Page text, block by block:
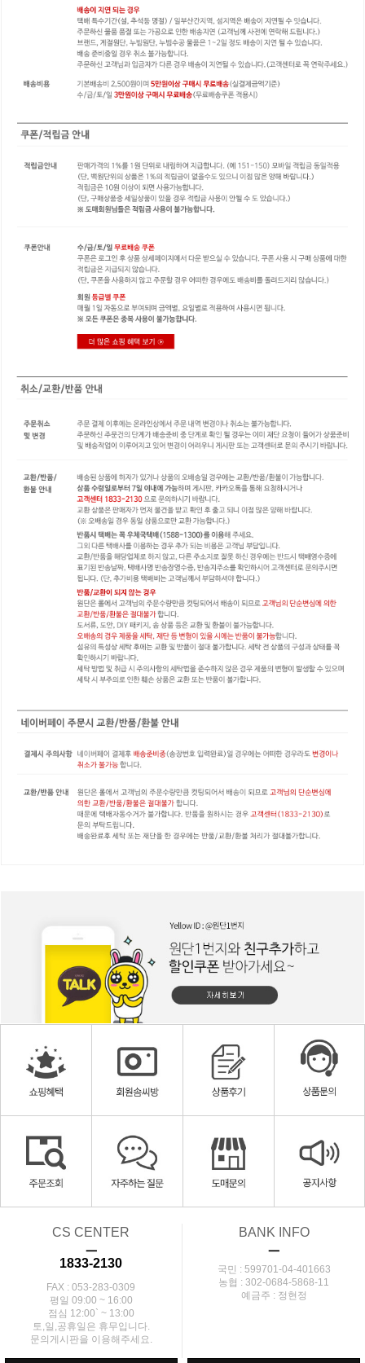
CS CENTER
ㅡ
1833-2130
FAX : 053-283-0309
평일 09:00 ~ 16:00
점심 12:00` ~ 13:00
토,일,공휴일은 휴무입니다.
문의게시판을 이용해주세요.
BANK INFO
ㅡ
국민 : 599701-04-401663
농협 : 302-0684-5868-11
예금주 : 정현정